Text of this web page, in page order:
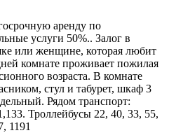
аренду по
услуги 50%.. Залог в
или женщине, которая любит
комнате проживает пожилая
возраста. В комнате
стул и табурет, шкаф 3
Рядом транспорт:
Троллейбусы 22, 40, 33, 55,
1191